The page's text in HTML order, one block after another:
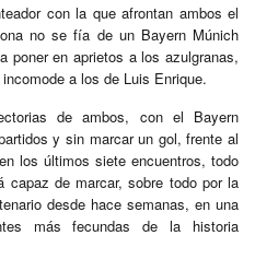
con la que afrontan ambos el
no se fía de un Bayern Múnich
poner en aprietos a los azulgranas,
a los de Luis Enrique.
de ambos, con el Bayern
y sin marcar un gol, frente al
los últimos siete encuentros, todo
capaz de marcar, sobre todo por la
desde hace semanas, en una
más fecundas de la historia